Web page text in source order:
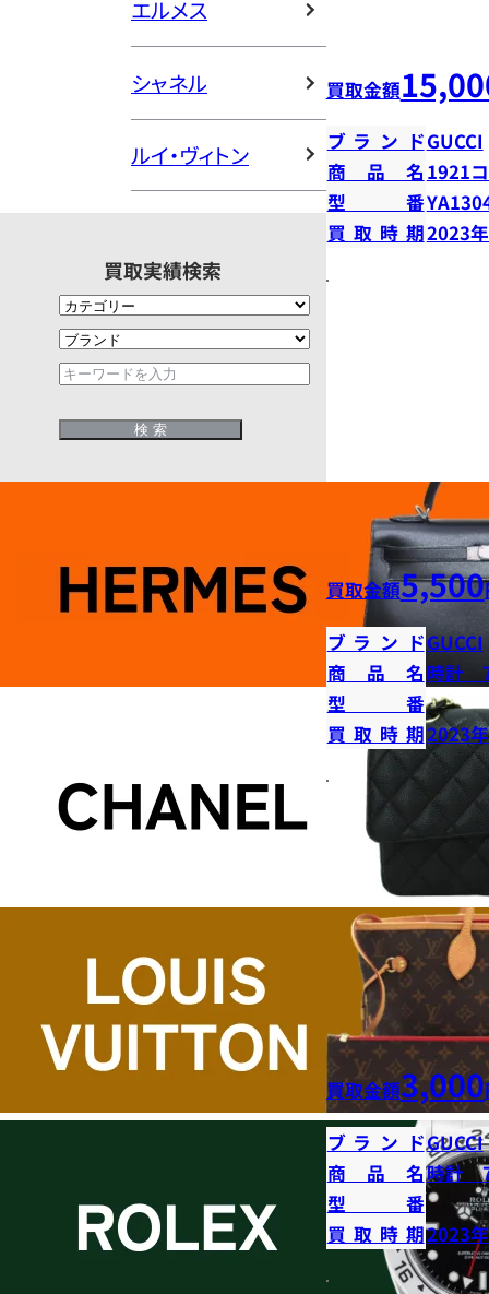
エルメス
シャネル
ルイ・ヴィトン
買取実績検索
買取金額
ブランドGUCCI
商品名 1921
型番
買取時期2023
買取金額5,500
ブランドGUCCI
商品名 時計
型番
買取時期2023
買取金額3,000
ブランドGUCCI
商品名時計
型番
買取時期2023